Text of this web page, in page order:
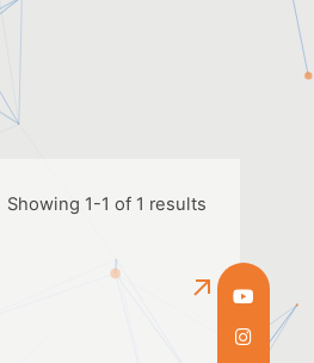
Showing 1-1 of 1 results